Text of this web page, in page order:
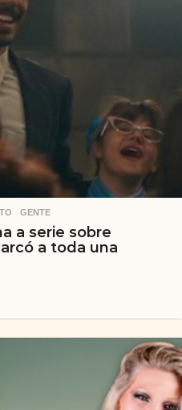
,GENTE
a serie sobre
a toda una